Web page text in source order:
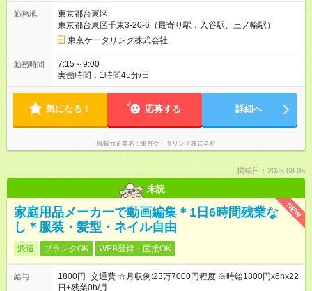
勤務地
東京都台東区
東京都台東区千束3-20-6（最寄り駅：入谷駅、三ノ輪駅）
東京ケータリング株式会社
勤務時間
7:15～9:00
実働時間：1時間45分/日
気になる！ 応募する 詳細へ
掲載元企業名 東京ケータリング株式会社
掲載日：2026.08.06
未読
NEW
家庭用品メーカーで動画編集＊1日6時間残業な
し＊服装・髪型・ネイル自由
派遣 ブランクOK WEB登録・面接OK
給与
1800円+交通費 ☆月収例:23万7000円程度 ※時給1800円x6hx22
日+残業0h/月